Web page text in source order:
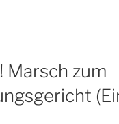
Marsch zum